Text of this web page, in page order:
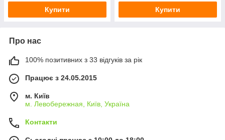
Купити Купити
Про нас
100% позитивних з 33 відгуків за рік
Працює з 24.05.2015
м. Київ
м. Левобережная, Київ, Україна
Контакти